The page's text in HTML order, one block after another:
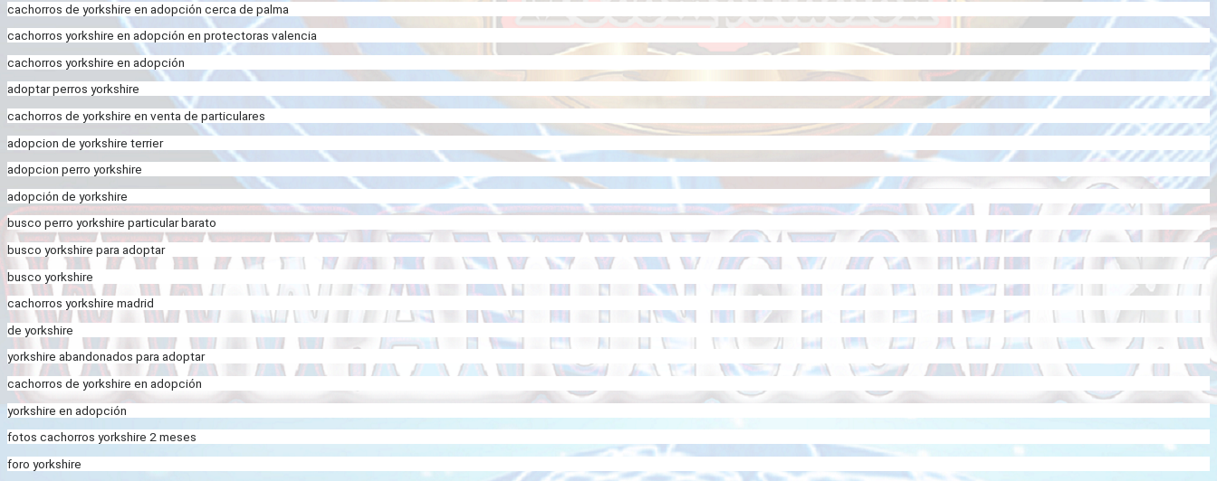
cachorros de yorkshire en adopción cerca de palma
cachorros yorkshire en adopción en protectoras valencia
cachorros yorkshire en adopción
adoptar perros yorkshire
cachorros de yorkshire en venta de particulares
adopcion de yorkshire terrier
adopcion perro yorkshire
adopción de yorkshire
busco perro yorkshire particular barato
busco yorkshire para adoptar
busco yorkshire
cachorros yorkshire madrid
de yorkshire
yorkshire abandonados para adoptar
cachorros de yorkshire en adopción
yorkshire en adopción
fotos cachorros yorkshire 2 meses
foro yorkshire